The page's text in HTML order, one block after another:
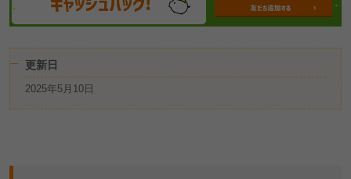
更新日
2025年5月10日